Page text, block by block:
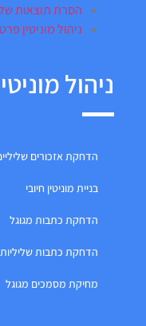
הסרת תוצאות
ניהול מוניטין
ניהול
הדחקת אזכורים
בניית מוניטין חיובי
הדחקת כתבות מגוגל
הדחקת כתבות שליליות
מחיקת מסמכים מגוגל